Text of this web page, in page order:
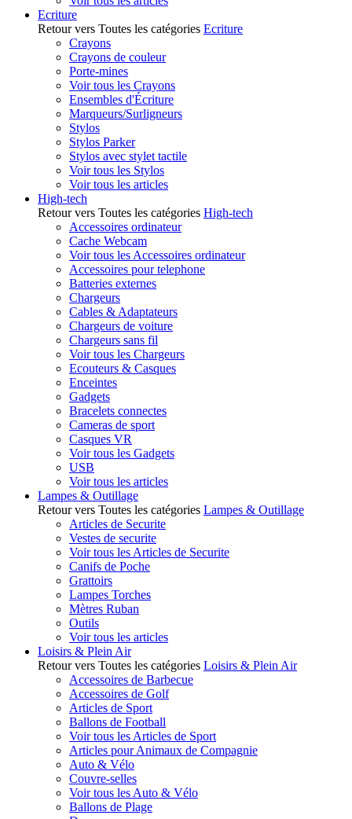
Ecriture
Retour vers Toutes les catégories Ecriture
Crayons
Crayons de couleur
Porte-mines
Voir tous les Crayons
Ensembles d'Écriture
Marqueurs/Surligneurs
Stylos
Stylos Parker
Stylos avec stylet tactile
Voir tous les Stylos
Voir tous les articles
High-tech
Retour vers Toutes les catégories High-tech
Accessoires ordinateur
Cache Webcam
Voir tous les Accessoires ordinateur
Accessoires pour telephone
Batteries externes
Chargeurs
Cables & Adaptateurs
Chargeurs de voiture
Chargeurs sans fil
Voir tous les Chargeurs
Ecouteurs & Casques
Enceintes
Gadgets
Bracelets connectes
Cameras de sport
Casques VR
Voir tous les Gadgets
USB
Voir tous les articles
Lampes & Outillage
Retour vers Toutes les catégories Lampes & Outillage
Articles de Securite
Vestes de securite
Voir tous les Articles de Securite
Canifs de Poche
Grattoirs
Lampes Torches
Mètres Ruban
Outils
Voir tous les articles
Loisirs & Plein Air
Retour vers Toutes les catégories Loisirs & Plein Air
Accessoires de Barbecue
Accessoires de Golf
Articles de Sport
Ballons de Football
Voir tous les Articles de Sport
Articles pour Animaux de Compagnie
Auto & Vélo
Couvre-selles
Voir tous les Auto & Vélo
Ballons de Plage